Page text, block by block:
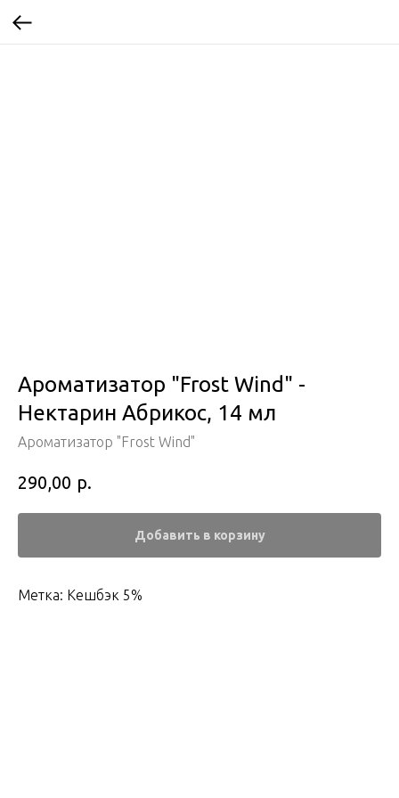
Ароматизатор "Frost Wind" -
Нектарин Абрикос, 14 мл
Ароматизатор "Frost Wind"
290,00 р.
Добавить в корзину
Метка: Кешбэк 5%